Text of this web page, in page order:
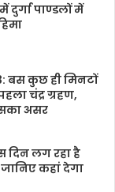
दुर्गा पाण्डलों में
बस कुछ ही मिनटों
चंद्र ग्रहण,
असर
दिन लग रहा है
कहां देगा